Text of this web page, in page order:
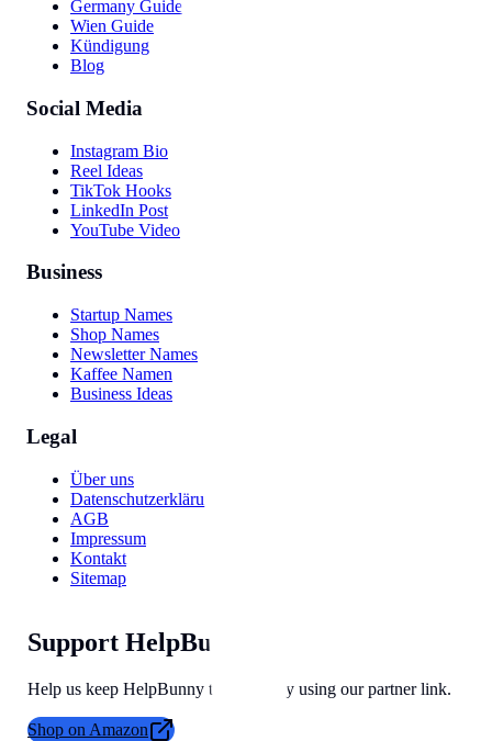
Germany Guide
Wien Guide
Kündigung
Blog
Social Media
Instagram Bio
Reel Ideas
TikTok Hooks
LinkedIn Post
YouTube Video
Business
Startup Names
Shop Names
Newsletter Names
Kaffee Namen
Business Ideas
Legal
Über uns
Datenschutzerklärung
AGB
Impressum
Kontakt
Sitemap
Support HelpBunny
Help us keep HelpBunny tools free by using our partner link.
Shop on Amazon